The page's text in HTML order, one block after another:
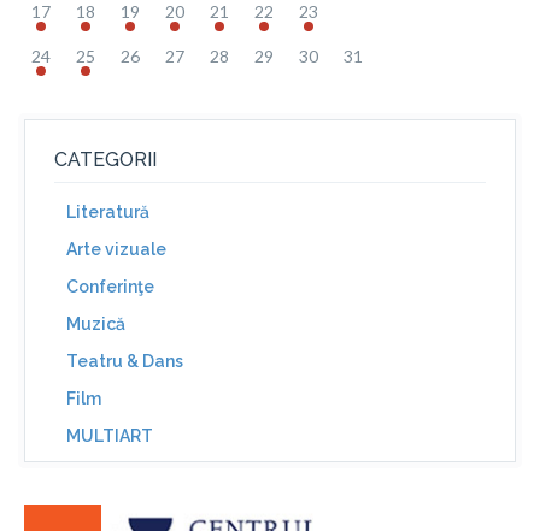
17 18 19 20 21 22 23
24 25 26 27 28 29 30 31
CATEGORII
Literatură
Arte vizuale
Conferinţe
Muzică
Teatru & Dans
Film
MULTIART